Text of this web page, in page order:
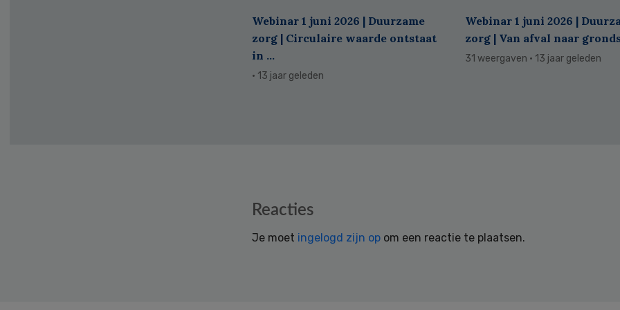
Webinar 1 juni 2026 | Duurzame
zorg | Circulaire waarde ontstaat
in ...
· 13 jaar geleden
Webinar 1 juni 2026 |
zorg | Van afval naar
31 weergaven · 13 jaar geleden
Reacties
Je moet ingelogd zijn op om een reactie te plaatsen.